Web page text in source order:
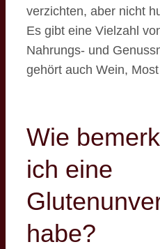
verzichten, aber nicht
Es gibt eine Vielzahl
Nahrungs- und
gehört auch Wein,
Wie
ich eine
habe?